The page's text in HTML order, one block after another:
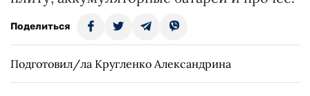
Поделиться
Подготовил/ла Кругленко Александрина